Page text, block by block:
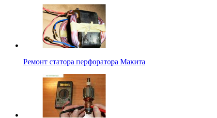
Ремонт статора перфоратора Макита